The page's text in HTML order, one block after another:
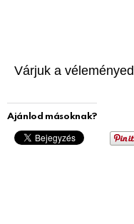
Várjuk a véleményed
Ajánlod másoknak?